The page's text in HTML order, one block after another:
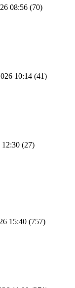
08:56 (70)
10:14 (41)
12:30 (27)
15:40 (757)